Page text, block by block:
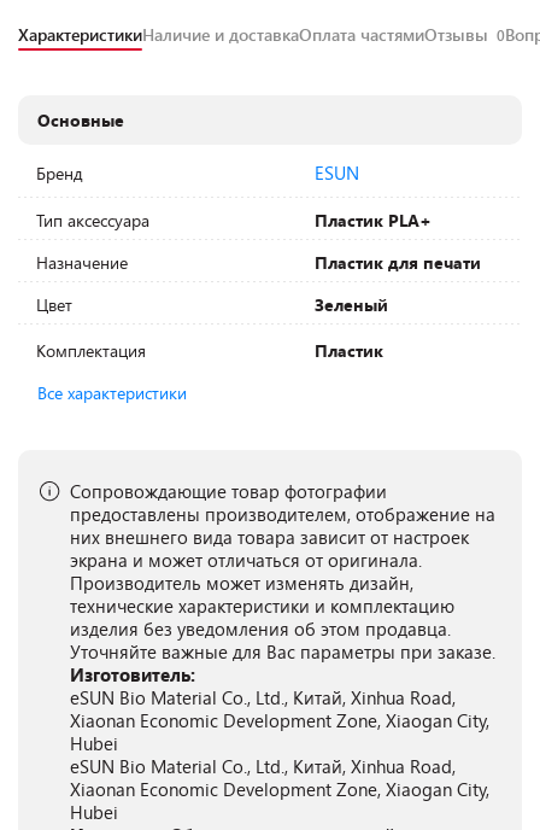
ХарактеристикиНаличие и доставкаОплата частямиОтзывы 0
Основные
Бренд ESUN
Тип аксессуара
Пластик PLA+
Назначение
Пластик для печати
Цвет
Зеленый
Комплектация
Пластик
Все характеристики
Сопровождающие товар фотографии
предоставлены производителем, отображение на
них внешнего вида товара зависит от настроек
экрана и может отличаться от оригинала.
Производитель может изменять дизайн,
технические характеристики и комплектацию
изделия без уведомления об этом продавца.
Уточняйте важные для Вас параметры при заказе.
Изготовитель:
eSUN Bio Material Co., Ltd., Китай, Xinhua Road,
Xiaonan Economic Development Zone, Xiaogan City,
Hubei
eSUN Bio Material Co., Ltd., Китай, Xinhua Road,
Xiaonan Economic Development Zone, Xiaogan City,
Hubei